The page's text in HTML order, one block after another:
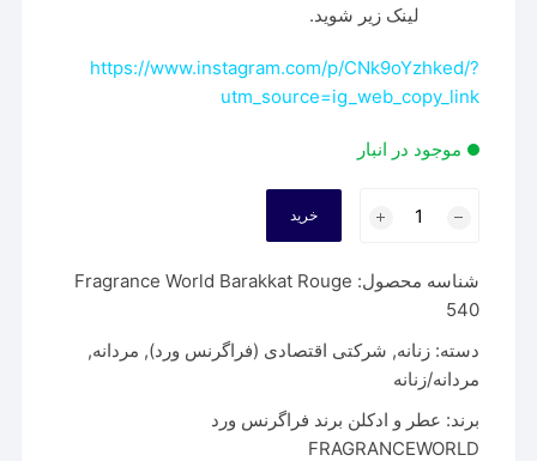
لینک زیر شوید.
https://www.instagram.com/p/CNk9oYzhked/?
utm_source=ig_web_copy_link
موجود در انبار
فراگرنس
باراکات
رژ
(طلایی)
Fragrance
Barakkat
خرید
شناسه محصول: Fragrance World Barakkat Rouge
540
دسته:زنانه, شرکتی اقتصادی (فراگرنس ورد), مردانه,
مردانه/زنانه
برند: عطر و ادکلن برند فراگرنس ورد
FRAGRANCEWORLD